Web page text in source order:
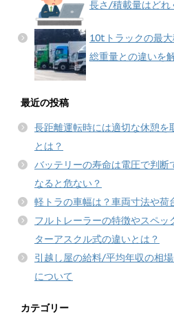
長さ/積載量はどれ
10tトラックの最
総重量との違いを
最近の投稿
長距離運転時には適切な休憩を
とは？
バッテリーの寿命は電圧で判断
なると危ない？
軽トラの車幅は？車両寸法や荷
フルトレーラーの特徴やスペ
ターアスクル式の違いとは？
引越し屋の給料/平均年収の相
について
カテゴリー